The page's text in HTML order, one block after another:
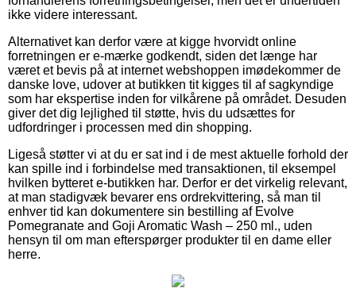
ikke videre interessant.
Alternativet kan derfor være at kigge hvorvidt online
forretningen er e-mærke godkendt, siden det længe har
været et bevis på at internet webshoppen imødekommer de
danske love, udover at butikken tit kigges til af sagkyndige
som har ekspertise inden for vilkårene på området. Desuden
giver det dig lejlighed til støtte, hvis du udsættes for
udfordringer i processen med din shopping.
Ligeså støtter vi at du er sat ind i de mest aktuelle forhold der
kan spille ind i forbindelse med transaktionen, til eksempel
hvilken bytteret e-butikken har. Derfor er det virkelig relevant,
at man stadigvæk bevarer ens ordrekvittering, så man til
enhver tid kan dokumentere sin bestilling af Evolve
Pomegranate and Goji Aromatic Wash – 250 ml., uden
hensyn til om man efterspørger produkter til en dame eller
herre.